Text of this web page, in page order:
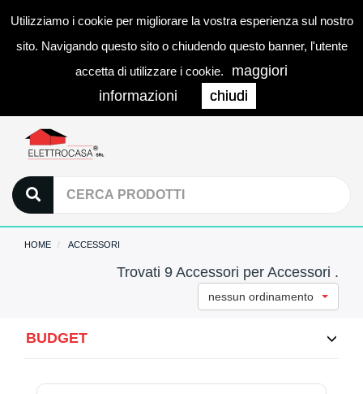
Utilizziamo i cookie per migliorare la vostra esperienza sul nostro
sito. Navigando questo sito o chiudendo questo banner, l'utente
accetta di utilizzare i cookie.
maggiori
informazioni
chiudi
0
HOME ACCESSORI
Trovati 9 Accessori per Accessori .
nessun ordinamento
BUDGET